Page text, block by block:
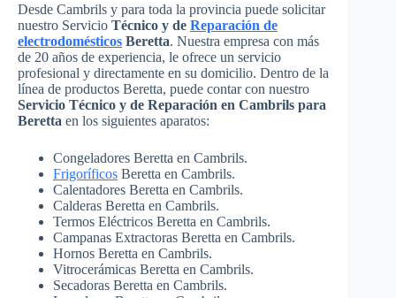
Desde Cambrils y para toda la provincia puede solicitar
nuestro Servicio Técnico y de Reparación de
electrodomésticos Beretta. Nuestra empresa con más
de 20 años de experiencia, le ofrece un servicio
profesional y directamente en su domicilio. Dentro de la
línea de productos Beretta, puede contar con nuestro
Servicio Técnico y de Reparación en Cambrils para
Beretta en los siguientes aparatos:
Congeladores Beretta en Cambrils.
Frigoríficos Beretta en Cambrils.
Calentadores Beretta en Cambrils.
Calderas Beretta en Cambrils.
Termos Eléctricos Beretta en Cambrils.
Campanas Extractoras Beretta en Cambrils.
Hornos Beretta en Cambrils.
Vitrocerámicas Beretta en Cambrils.
Secadoras Beretta en Cambrils.